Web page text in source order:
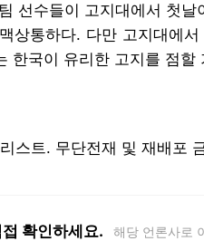
선수들이 고지대에서 첫
상통하다. 다만 고지대에
한국이 유리한 고지를 점할
스트. 무단전재 및 재배포
확인하세요. 해당 언론사로